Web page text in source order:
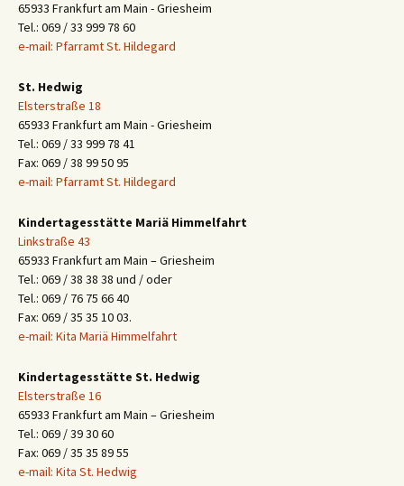
65933 Frankfurt am Main - Griesheim
Tel.: 069 / 33 999 78 60
e-mail: Pfarramt St. Hildegard
St. Hedwig
Elsterstraße 18
65933 Frankfurt am Main - Griesheim
Tel.: 069 / 33 999 78 41
Fax: 069 / 38 99 50 95
e-mail: Pfarramt St. Hildegard
Kindertagesstätte Mariä Himmelfahrt
Linkstraße 43
65933 Frankfurt am Main – Griesheim
Tel.: 069 / 38 38 38 und / oder
Tel.: 069 / 76 75 66 40
Fax: 069 / 35 35 10 03.
e-mail: Kita Mariä Himmelfahrt
Kindertagesstätte St. Hedwig
Elsterstraße 16
65933 Frankfurt am Main – Griesheim
Tel.: 069 / 39 30 60
Fax: 069 / 35 35 89 55
e-mail: Kita St. Hedwig